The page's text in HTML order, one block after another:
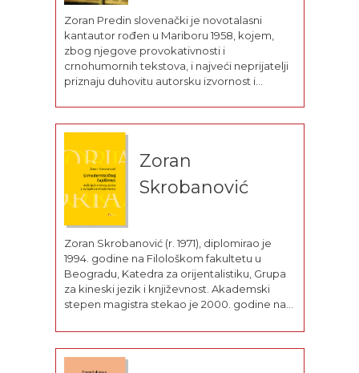
pripovedaka Raspadanje...
Zoran Predin slovenački je novotalasni
kantautor rođen u Mariboru 1958, kojem,
zbog njegove provokativnosti i
crnohumornih tekstova, i najveći neprijatelji
priznaju duhovitu autorsku izvornost i
bogatoj umetničkoj karijeri objavio je 43
autorska albuma, četiri zbirke
Brez kravate in vezalk i Poljub, ki riše
ustnice),...
Zoran
Skrobanović
Zoran Skrobanović (r. 1971), diplomirao je
1994. godine na Filološkom fakultetu u
Beogradu, Katedra za orijentalistiku, Grupa
za kineski jezik i književnost. Akademski
stepen magistra stekao je 2000. godine na
Beogradu, a 2010. godine uspešno je
odbranio doktorsku disertaciju na matičnom